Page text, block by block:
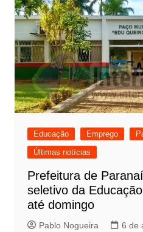
Educação Emprego
Últimas notícias
Prefeitura de
seletivo da
até domingo
Pablo Nogueira 6 de